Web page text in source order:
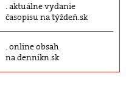
aktuálne vydanie
časopisu na týždeň.sk
online obsah
na dennikn.sk